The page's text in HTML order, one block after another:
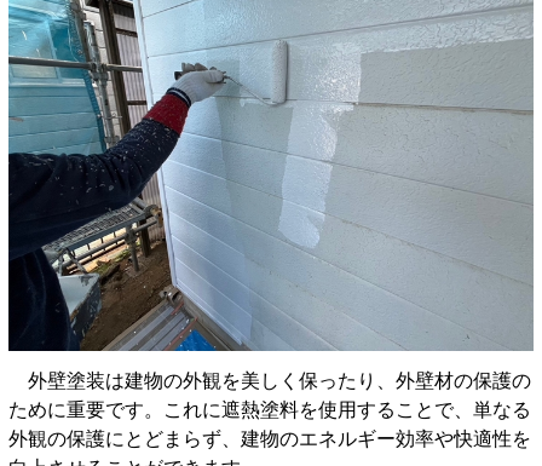
外壁塗装は建物の外観を美しく保ったり、外壁材の保護の
ために重要です。これに遮熱塗料を使用することで、単なる
外観の保護にとどまらず、建物のエネルギー効率や快適性を